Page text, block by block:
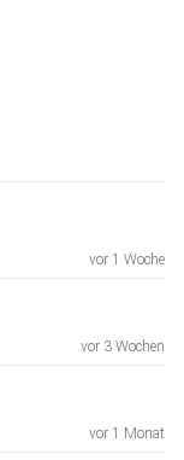
vor 1 Woche
vor 3 Wochen
vor 1 Monat